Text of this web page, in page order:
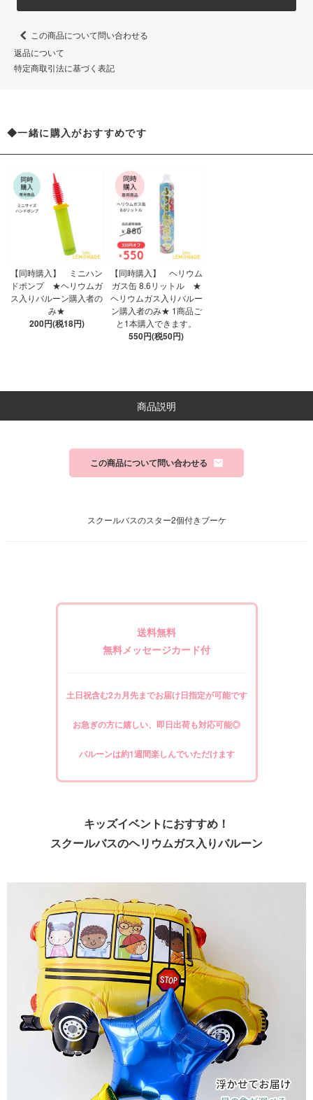
この商品について問い合わせる
返品について
特定商取引法に基づく表記
◆一緒に購入がおすすめです
【同時購入】 ミニハン
ドポンプ ★ヘリウムガ
ス入りバルーン購入者の
み★
200円(税18円)
【同時購入】 ヘリウム
ガス缶 8.6リットル ★
ヘリウムガス入りバルー
ン購入者のみ★ 1商品ご
と1本購入できます。
550円(税50円)
商品説明
この商品について問い合わせる
スクールバスのスター2個付きブーケ
送料無料
無料メッセージカード付
土日祝含む2カ月先までお届け日指定が可能です
お急ぎの方に嬉しい、即日出荷も対応可能◎
バルーンは約1週間楽しんでいただけます
キッズイベントにおすすめ！
スクールバスのヘリウムガス入りバルーン